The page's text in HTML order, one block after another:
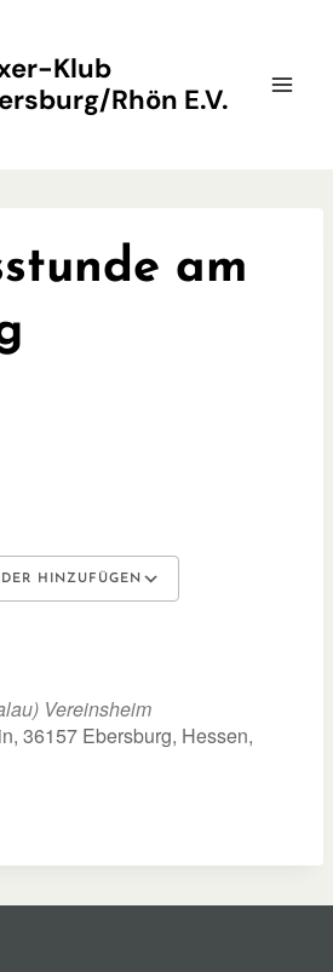
Klub
Rhön E.V.
am
HINZUFÜGEN
Vereinsheim
36157 Ebersburg, Hessen,